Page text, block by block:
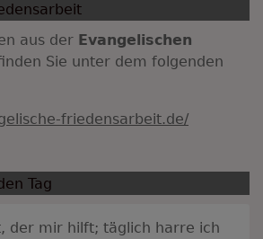
aus der Evangelischen
Sie unter dem folgenden
friedensarbeit.de/
Tag
der mir hilft; täglich harre ich